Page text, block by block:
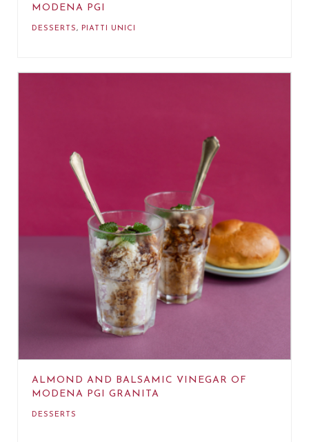
MODENA PGI
DESSERTS, PIATTI UNICI
ALMOND AND BALSAMIC VINEGAR OF
MODENA PGI GRANITA
DESSERTS